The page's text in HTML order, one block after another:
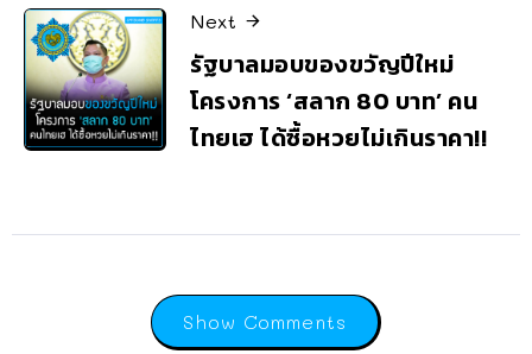
Next
รัฐบาลมอบของขวัญปีใหม่
โครงการ ‘สลาก 80 บาท’ คน
ไทยเฮ ได้ซื้อหวยไม่เกินราคา!!
Show Comments